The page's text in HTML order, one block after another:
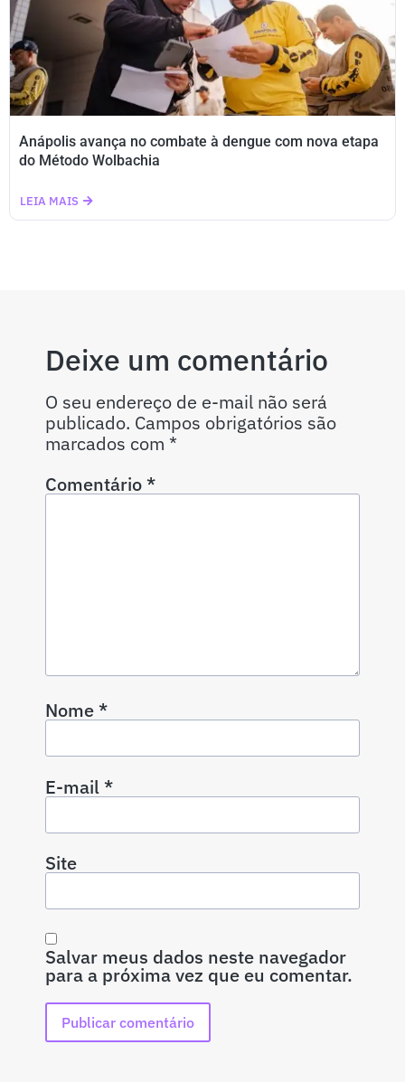
Anápolis avança no combate à dengue com nova etapa
do Método Wolbachia
LEIA MAIS
Deixe um comentário
O seu endereço de e-mail não será
publicado. Campos obrigatórios são
marcados com *
Comentário*
Nome*
E-mail*
Site
Salvar meus dados neste navegador
para a próxima vez que eu comentar.